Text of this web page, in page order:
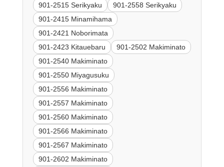
901-2515 Serikyaku
901-2558 Serikyaku
901-2415 Minamihama
901-2421 Noborimata
901-2423 Kitauebaru
901-2502 Makiminato
901-2540 Makiminato
901-2550 Miyagusuku
901-2556 Makiminato
901-2557 Makiminato
901-2560 Makiminato
901-2566 Makiminato
901-2567 Makiminato
901-2602 Makiminato